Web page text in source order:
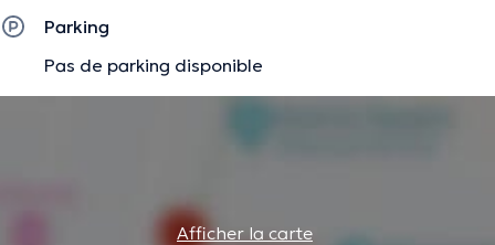
Parking
Pas de parking disponible
Afficher la carte